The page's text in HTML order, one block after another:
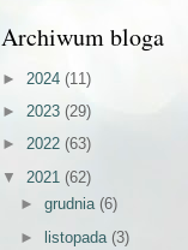
Archiwum bloga
► 2024 (11)
► 2023 (29)
► 2022 (63)
▼ 2021 (62)
►grudnia(6)
► listopada (3)